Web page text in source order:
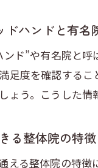
ドハンドと有名
ンド”や有名院と
足度を確認する
ょう。こうした情
る整体院の特
える整体院の特